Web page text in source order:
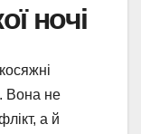
ночі
Вона не
а й